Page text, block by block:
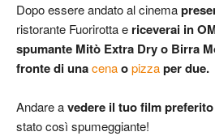
Dopo essere andato al cinema
ristorante Fuorirotta e riceverai in
spumante Mitò Extra Dry o Birra
fronte di unacenaopizzaper due.
Andare avedere il tuo film
stato così spumeggiante!